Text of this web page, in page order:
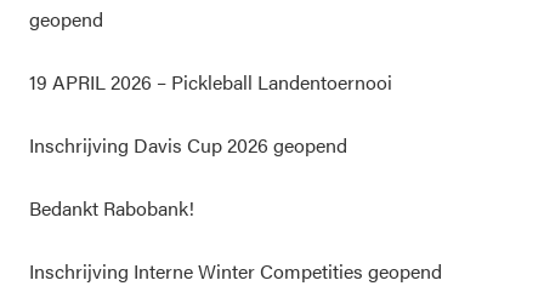
geopend
19 APRIL 2026 – Pickleball Landentoernooi
Inschrijving Davis Cup 2026 geopend
Bedankt Rabobank!
Inschrijving Interne Winter Competities geopend